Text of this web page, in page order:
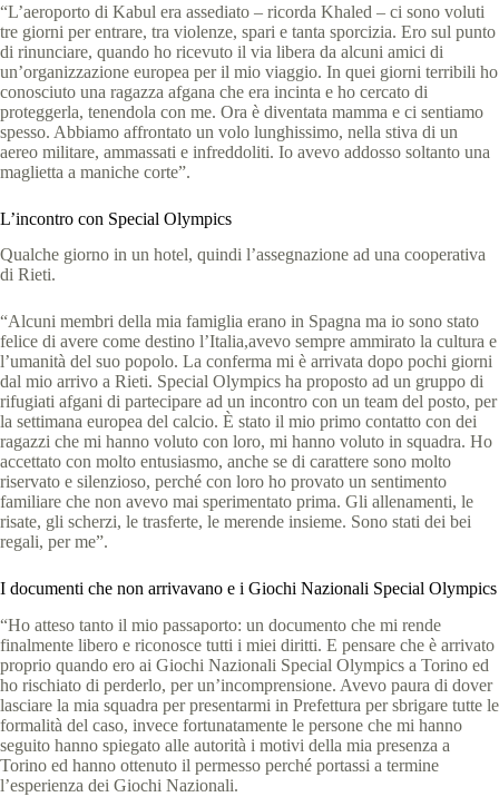
“L’aeroporto di Kabul era assediato – ricorda Khaled – ci sono voluti
tre giorni per entrare, tra violenze, spari e tanta sporcizia. Ero sul punto
di rinunciare, quando ho ricevuto il via libera da alcuni amici di
un’organizzazione europea per il mio viaggio. In quei giorni terribili ho
conosciuto una ragazza afgana che era incinta e ho cercato di
proteggerla, tenendola con me. Ora è diventata mamma e ci sentiamo
spesso. Abbiamo affrontato un volo lunghissimo, nella stiva di un
aereo militare, ammassati e infreddoliti. Io avevo addosso soltanto una
maglietta a maniche corte”.
L’incontro con Special Olympics
Qualche giorno in un hotel, quindi l’assegnazione ad una cooperativa
di Rieti.
“Alcuni membri della mia famiglia erano in Spagna ma io sono stato
felice di avere come destino l’Italia,avevo sempre ammirato la cultura e
l’umanità del suo popolo. La conferma mi è arrivata dopo pochi giorni
dal mio arrivo a Rieti. Special Olympics ha proposto ad un gruppo di
rifugiati afgani di partecipare ad un incontro con un team del posto, per
la settimana europea del calcio. È stato il mio primo contatto con dei
ragazzi che mi hanno voluto con loro, mi hanno voluto in squadra. Ho
accettato con molto entusiasmo, anche se di carattere sono molto
riservato e silenzioso, perché con loro ho provato un sentimento
familiare che non avevo mai sperimentato prima. Gli allenamenti, le
risate, gli scherzi, le trasferte, le merende insieme. Sono stati dei bei
regali, per me”.
I documenti che non arrivavano e i Giochi Nazionali Special Olympics
“Ho atteso tanto il mio passaporto: un documento che mi rende
finalmente libero e riconosce tutti i miei diritti. E pensare che è arrivato
proprio quando ero ai Giochi Nazionali Special Olympics a Torino ed
ho rischiato di perderlo, per un’incomprensione. Avevo paura di dover
lasciare la mia squadra per presentarmi in Prefettura per sbrigare tutte le
formalità del caso, invece fortunatamente le persone che mi hanno
seguito hanno spiegato alle autorità i motivi della mia presenza a
Torino ed hanno ottenuto il permesso perché portassi a termine
l’esperienza dei Giochi Nazionali.